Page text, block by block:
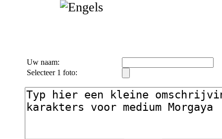
Uw naam:
Selecteer 1 foto: